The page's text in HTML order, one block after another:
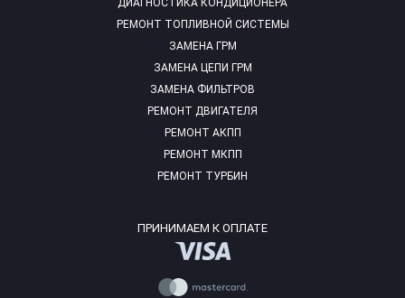
ДИАГНОСТИКА КОНДИЦИОНЕРА
РЕМОНТ ТОПЛИВНОЙ СИСТЕМЫ
ЗАМЕНА ГРМ
ЗАМЕНА ЦЕПИ ГРМ
ЗАМЕНА ФИЛЬТРОВ
РЕМОНТ ДВИГАТЕЛЯ
РЕМОНТ АКПП
РЕМОНТ МКПП
РЕМОНТ ТУРБИН
ПРИНИМАЕМ К ОПЛАТЕ